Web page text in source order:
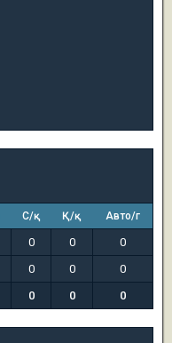
С/қ Қ/қ Авто/г
0 0
0
0 0
0
0 0 0